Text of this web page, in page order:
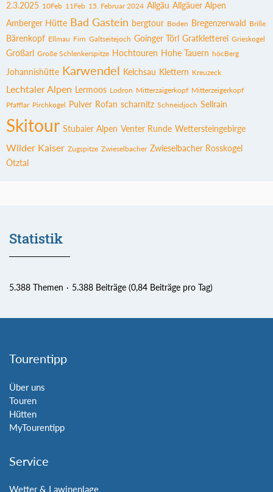
2.3.2025 10Feb 11Feb 15. Februar 2024 Allgäu Allgäuer Alpen
Amberger Hütte Bad Gastein bergtour Boden Bregenzerwald Brille
Bärenkopf Ellmau Firn Galtseitejoch Goinger Törl Gratkletterei Grieskogel
Großarl Große Schlenkerspitze Hochtouren Hohe Tauern höcBerg
Johannishütte Karwendel Kelchsau Klettern Kreuzeck
Lechtaler Alpen Lermoos Lodron Mitterzaigerkopf Mitterzeigerkopf
Pfafflar Pirchkogel Pulver Rofan scharnitz Schneidjoch Sellrain
Skitour Stubaier Alpen Venter Runde Wettersteingebirge
Wilder Kaiser Zugspitze Zwieselbacher Zwieselbacher Rosskogel
Ötztal
Statistik
5.388 Themen 5.388 Beiträge (0,84 Beiträge pro Tag)
Tourentipp
Über uns
Touren
Hütten
MyTourentipp
Service
Wetter & Lawinenlage